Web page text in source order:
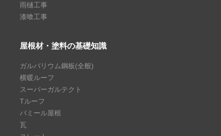
雨樋工事
漆喰工事
屋根材・塗料の基礎知識
ガルバリウム鋼板(全般)
横暖ルーフ
スーパーガルテクト
Tルーフ
パミール屋根
瓦